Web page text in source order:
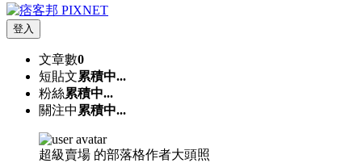
登入
文章數0
短貼文累積中...
粉絲累積中...
關注中 累積中...
超級賣場 的部落格作者大頭照